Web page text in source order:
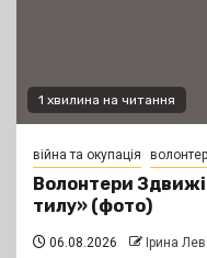
1 хвилина на читання
війна та окупація
Волонтери
тилу» (фото)
06.08.2026 Ірина